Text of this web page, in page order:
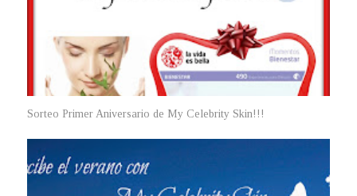
Sorteo Primer Aniversario de My Celebrity Skin!!!